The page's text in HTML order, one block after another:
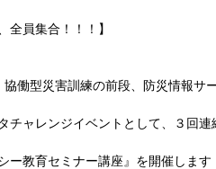
全員集合！！！】
協働型災害訓練の前段、防災情報サ
チャレンジイベントとして、３回連
ー教育セミナー講座』を開催します